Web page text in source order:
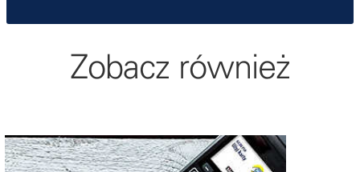
Zobacz również